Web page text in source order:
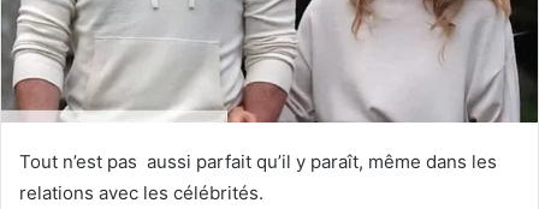
Tout n’est pas aussi parfait qu’il y paraît, même dans les
relations avec les célébrités.